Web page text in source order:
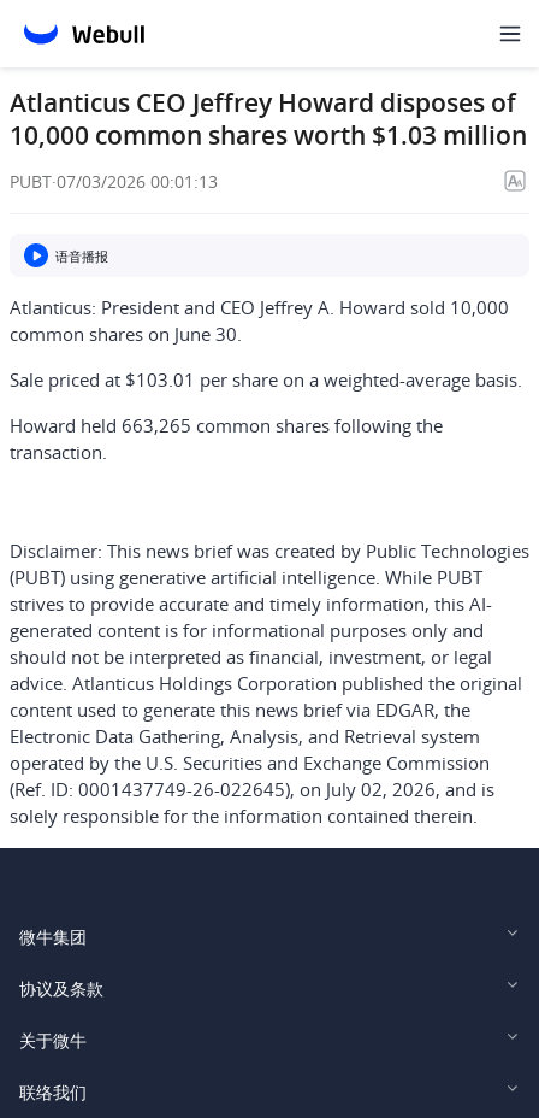
Atlanticus CEO Jeffrey Howard disposes of
10,000 common shares worth $1.03 million
PUBT·07/03/2026 00:01:13
语音播报
Atlanticus: President and CEO Jeffrey A. Howard sold 10,000
common shares on June 30.
Sale priced at $103.01 per share on a weighted-average basis.
Howard held 663,265 common shares following the
transaction.
Disclaimer: This news brief was created by Public Technologies
(PUBT) using generative artificial intelligence. While PUBT
strives to provide accurate and timely information, this AI-
generated content is for informational purposes only and
should not be interpreted as financial, investment, or legal
advice. Atlanticus Holdings Corporation published the original
content used to generate this news brief via EDGAR, the
Electronic Data Gathering, Analysis, and Retrieval system
operated by the U.S. Securities and Exchange Commission
(Ref. ID: 0001437749-26-022645), on July 02, 2026, and is
solely responsible for the information contained therein.
微牛集团
Webull Financial LLC (US)
Webull Securities South Africa (Pty) Ltd.
协议及条款
Legal and Disclosures
关于微牛
投资者关系
联络我们